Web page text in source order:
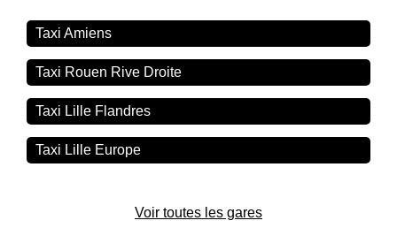
Taxi Amiens
Taxi Rouen Rive Droite
Taxi Lille Flandres
Taxi Lille Europe
Voir toutes les gares